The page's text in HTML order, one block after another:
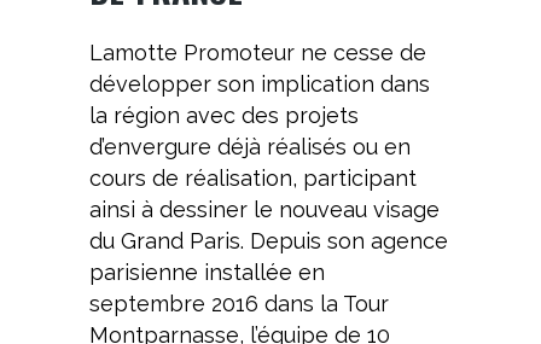
Lamotte Promoteur ne cesse de
développer son implication dans
la région avec des projets
d’envergure déjà réalisés ou en
cours de réalisation, participant
ainsi à dessiner le nouveau visage
du Grand Paris. Depuis son agence
parisienne installée en
septembre 2016 dans la Tour
Montparnasse, l’équipe de 10